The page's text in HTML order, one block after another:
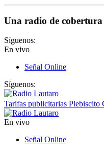
Una radio de
Síguenos:
En vivo
Señal Online
Síguenos:
Tarifas publicitarias Plebiscito
En vivo
Señal Online